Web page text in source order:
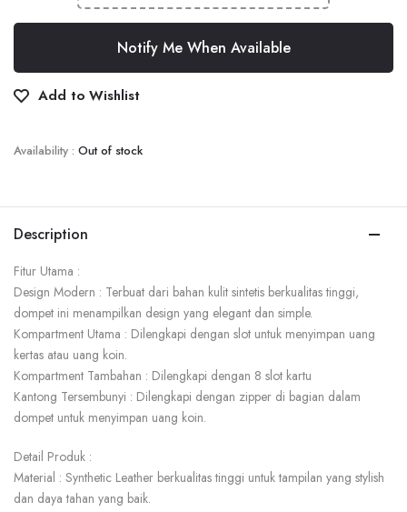
Notify Me When Available
Add to Wishlist
Availability : Out of stock
Description
Fitur Utama :
Design Modern : Terbuat dari bahan kulit sintetis berkualitas tinggi,
dompet ini menampilkan design yang elegant dan simple.
Kompartment Utama : Dilengkapi dengan slot untuk menyimpan uang
kertas atau uang koin.
Kompartment Tambahan : Dilengkapi dengan 8 slot kartu
Kantong Tersembunyi : Dilengkapi dengan zipper di bagian dalam
dompet untuk menyimpan uang koin.
Detail Produk :
Material : Synthetic Leather berkualitas tinggi untuk tampilan yang stylish
dan daya tahan yang baik.